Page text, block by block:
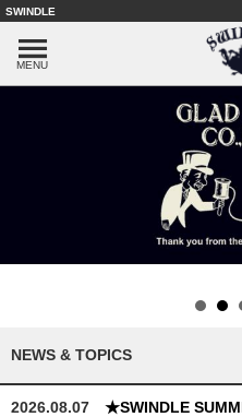
SWINDLE
MENU
NEWS & TOPICS
2026.08.07 ★SWINDLE